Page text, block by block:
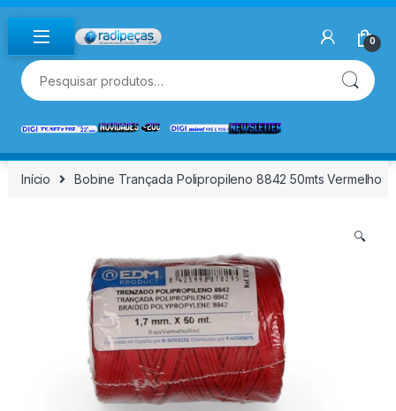
Skip to navigation
Skip to content
0
Pesquisar por:
Início Bobine Trançada Polipropileno 8842 50mts Vermelho
🔍